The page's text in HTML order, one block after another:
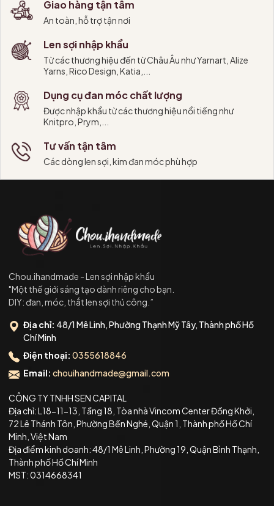
Giao hàng tận tâm
An toàn, hỗ trợ tận nơi
Len sợi nhập khẩu
Từ các thương hiệu đến từ Châu Âu như Yarnart, Alize
Yarns, Rico Design, Katia,...
Dụng cụ đan móc chất lượng
Được nhập khẩu từ các thương hiệu nổi tiếng như
Knitpro, Prym,...
Tư vấn tận tâm
Các dòng len sợi, kim đan móc phù hợp
Chou.ihandmade - Len sợi nhập khẩu
"Một thế giới sáng tạo dành riêng cho bạn.
DIY: đan, móc, thắt len sợi thủ công.”
Địa chỉ: 48/1 Mê Linh, Phường Thạnh Mỹ Tây, Thành phố Hồ
Chí Minh
Điện thoại: 0355618846
Email: chouihandmade@gmail.com
CÔNG TY TNHH SEN CAPITAL
Địa chỉ: L18-11-13, Tầng 18, Tòa nhà Vincom Center Đồng Khởi,
72 Lê Thánh Tôn, Phường Bến Nghé, Quận 1, Thành phố Hồ Chí
Minh, Việt Nam
Địa điểm kinh doanh: 48/1 Mê Linh, Phường 19, Quận Bình Thạnh,
Thành phố Hồ Chí Minh
MST: 0314668341